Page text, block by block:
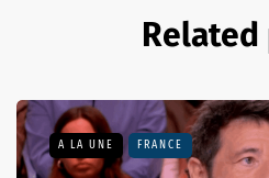
A LA UNE FRANCE